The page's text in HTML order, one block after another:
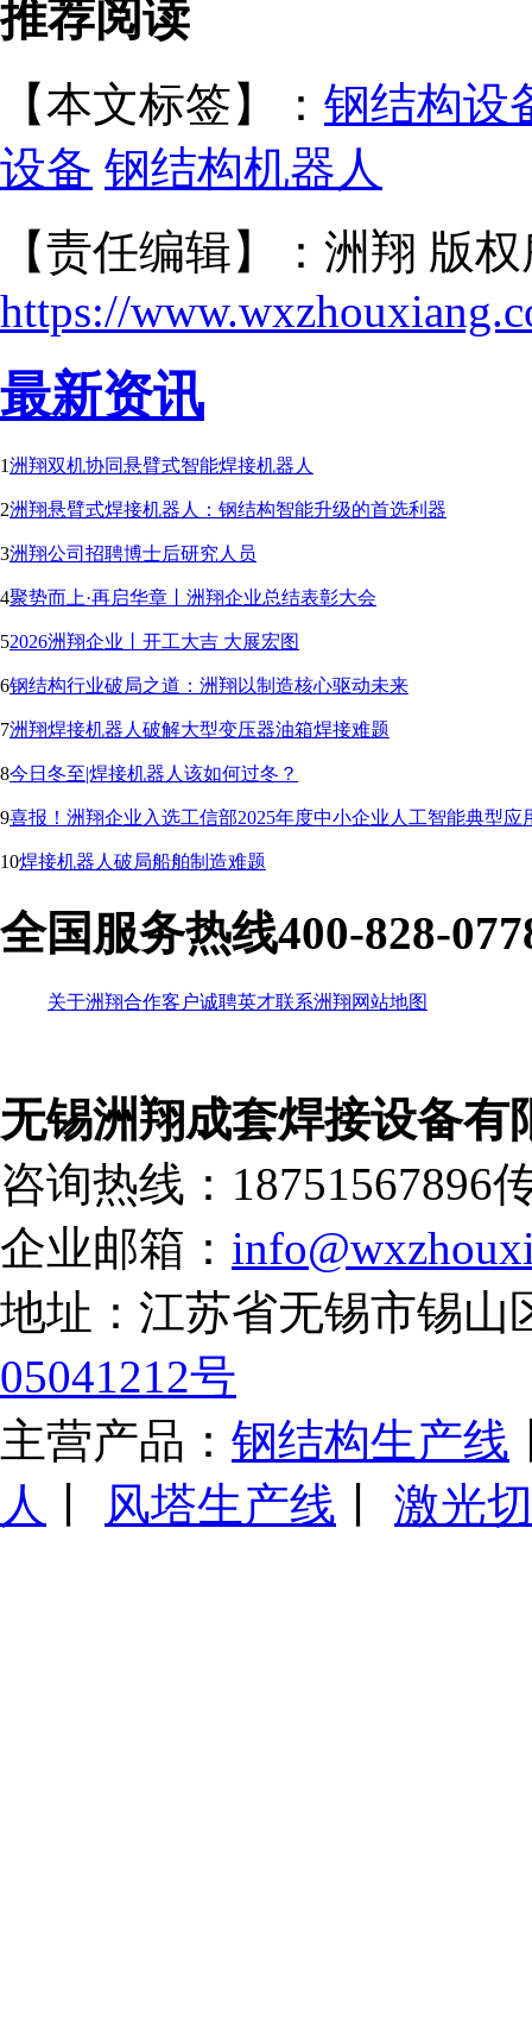
推荐阅读
【本文标签】： 钢结构设
设备 钢结构机器人
【责任编辑】：洲翔 版
https://
最新资讯
1洲翔双机协同悬臂式智能焊接机器人
2洲翔悬臂式焊接机器人：钢结构智能升级的首选利器
3洲翔公司招聘博士后研究人员
4聚势而上·再启华章丨洲翔企业总结表彰大会
52026洲翔企业丨开工大吉 大展宏图
6钢结构行业破局之道：洲翔以制造核心驱动未来
7洲翔焊接机器人破解大型变压器油箱焊接难题
8今日冬至|焊接机器人该如何过冬？
9喜报！洲翔企业入选工信部2025年度中小企业人工智能典型应
10焊接机器人破局船舶制造难题
全国服务热线400-828-
关于洲翔合作客户诚聘英才联系洲翔网站地图
无锡洲翔成套焊接设备有
咨询热线：18751567896
企业邮箱：
地址：江苏省无锡市锡
05041212号
主营产品： 钢结构生产线
人
风塔生产线 激光